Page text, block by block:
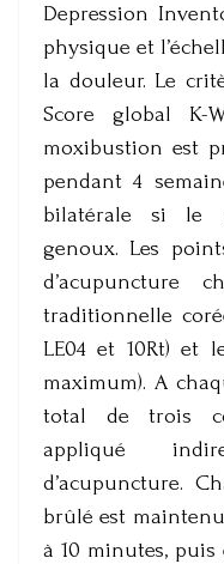
Depression
physique et
la douleur. Le
Score global K-
moxibustion est
pendant 4
bilatérale si le
genoux. Les
d’acupuncture
traditionnelle
LE04 et 10Rt) et
maximum). A
total de trois
appliqué
d’acupuncture.
brûlé est
à 10 minutes,